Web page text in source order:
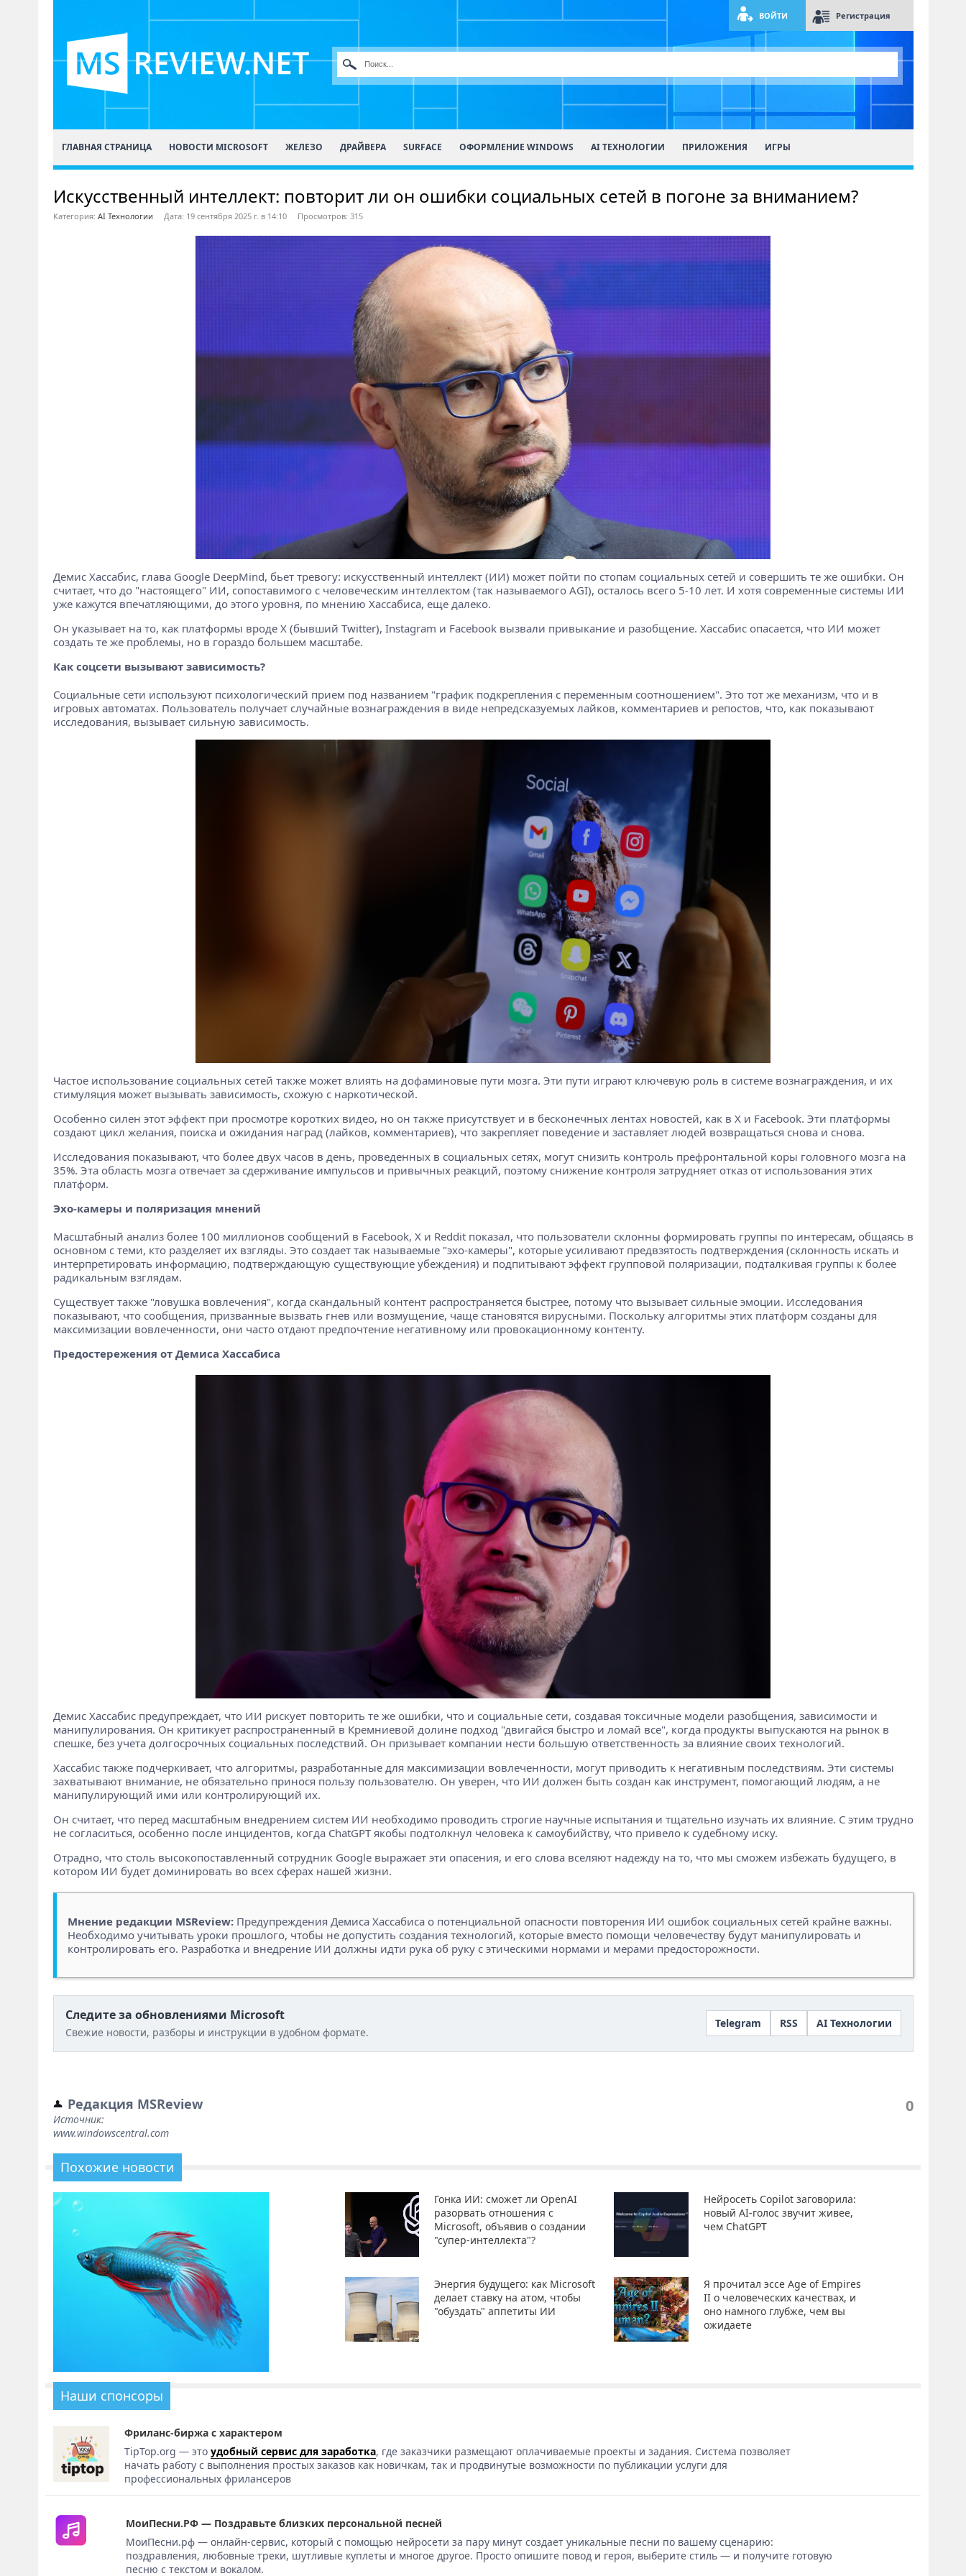
ВОЙТИ Регистрация
ГЛАВНАЯ СТРАНИЦА НОВОСТИ MICROSOFT ЖЕЛЕЗО ДРАЙВЕРА SURFACE ОФОРМЛЕНИЕ WINDOWS AI ТЕХНОЛОГИИ ПРИЛОЖЕНИЯ ИГРЫ
Искусственный интеллект: повторит ли он ошибки социальных сетей в погоне за вниманием?
Категория: AI Технологии Дата: 19 сентября 2025 г. в 14:10 Просмотров: 315
Демис Хассабис, глава Google DeepMind, бьет тревогу: искусственный интеллект (ИИ) может пойти по стопам социальных сетей и совершить те же ошибки. Он
считает, что до "настоящего" ИИ, сопоставимого с человеческим интеллектом (так называемого AGI), осталось всего 5-10 лет. И хотя современные системы ИИ
уже кажутся впечатляющими, до этого уровня, по мнению Хассабиса, еще далеко.
Он указывает на то, как платформы вроде X (бывший Twitter), Instagram и Facebook вызвали привыкание и разобщение. Хассабис опасается, что ИИ может
создать те же проблемы, но в гораздо большем масштабе.
Как соцсети вызывают зависимость?
Социальные сети используют психологический прием под названием "график подкрепления с переменным соотношением". Это тот же механизм, что и в
игровых автоматах. Пользователь получает случайные вознаграждения в виде непредсказуемых лайков, комментариев и репостов, что, как показывают
исследования, вызывает сильную зависимость.
Частое использование социальных сетей также может влиять на дофаминовые пути мозга. Эти пути играют ключевую роль в системе вознаграждения, и их
стимуляция может вызывать зависимость, схожую с наркотической.
Особенно силен этот эффект при просмотре коротких видео, но он также присутствует и в бесконечных лентах новостей, как в X и Facebook. Эти платформы
создают цикл желания, поиска и ожидания наград (лайков, комментариев), что закрепляет поведение и заставляет людей возвращаться снова и снова.
Исследования показывают, что более двух часов в день, проведенных в социальных сетях, могут снизить контроль префронтальной коры головного мозга на
35%. Эта область мозга отвечает за сдерживание импульсов и привычных реакций, поэтому снижение контроля затрудняет отказ от использования этих
платформ.
Эхо-камеры и поляризация мнений
Масштабный анализ более 100 миллионов сообщений в Facebook, X и Reddit показал, что пользователи склонны формировать группы по интересам, общаясь в
основном с теми, кто разделяет их взгляды. Это создает так называемые "эхо-камеры", которые усиливают предвзятость подтверждения (склонность искать и
интерпретировать информацию, подтверждающую существующие убеждения) и подпитывают эффект групповой поляризации, подталкивая группы к более
радикальным взглядам.
Существует также "ловушка вовлечения", когда скандальный контент распространяется быстрее, потому что вызывает сильные эмоции. Исследования
показывают, что сообщения, призванные вызвать гнев или возмущение, чаще становятся вирусными. Поскольку алгоритмы этих платформ созданы для
максимизации вовлеченности, они часто отдают предпочтение негативному или провокационному контенту.
Предостережения от Демиса Хассабиса
Демис Хассабис предупреждает, что ИИ рискует повторить те же ошибки, что и социальные сети, создавая токсичные модели разобщения, зависимости и
манипулирования. Он критикует распространенный в Кремниевой долине подход "двигайся быстро и ломай все", когда продукты выпускаются на рынок в
спешке, без учета долгосрочных социальных последствий. Он призывает компании нести большую ответственность за влияние своих технологий.
Хассабис также подчеркивает, что алгоритмы, разработанные для максимизации вовлеченности, могут приводить к негативным последствиям. Эти системы
захватывают внимание, не обязательно принося пользу пользователю. Он уверен, что ИИ должен быть создан как инструмент, помогающий людям, а не
манипулирующий ими или контролирующий их.
Он считает, что перед масштабным внедрением систем ИИ необходимо проводить строгие научные испытания и тщательно изучать их влияние. С этим трудно
не согласиться, особенно после инцидентов, когда ChatGPT якобы подтолкнул человека к самоубийству, что привело к судебному иску.
Отрадно, что столь высокопоставленный сотрудник Google выражает эти опасения, и его слова вселяют надежду на то, что мы сможем избежать будущего, в
котором ИИ будет доминировать во всех сферах нашей жизни.
Мнение редакции MSReview:Предупреждения Демиса Хассабиса о потенциальной опасности повторения ИИ ошибок социальных сетей крайне важны.
Необходимо учитывать уроки прошлого, чтобы не допустить создания технологий, которые вместо помощи человечеству будут манипулировать и
контролировать его. Разработка и внедрение ИИ должны идти рука об руку с этическими нормами и мерами предосторожности.
Следите за обновлениями Microsoft
Свежие новости, разборы и инструкции в удобном формате.
Telegram RSS AI Технологии
Редакция MSReview
Источник:
www.windowscentral.com
0
Похожие новости
Гонка ИИ: сможет ли OpenAI
разорвать отношения с
Microsoft, объявив о создании
"супер-интеллекта"?
Нейросеть Copilot заговорила:
новый AI-голос звучит живее,
чем ChatGPT
Энергия будущего: как Microsoft
делает ставку на атом, чтобы
"обуздать" аппетиты ИИ
Я прочитал эссе Age of Empires
II о человеческих качествах, и
оно намного глубже, чем вы
ожидаете
Наши спонсоры
Фриланс-биржа с характером
TipTop.org — этоудобный сервис для заработка, где заказчики размещают оплачиваемые проекты и задания. Система позволяет
начать работу с выполнения простых заказов как новичкам, так и продвинутые возможности по публикации услуги для
профессиональных фрилансеров
МоиПесни.РФ — Поздравьте близких персональной песней
МоиПесни.рф — онлайн-сервис, который с помощью нейросети за пару минут создает уникальные песни по вашему сценарию:
поздравления, любовные треки, шутливые куплеты и многое другое. Просто опишите повод и героя, выберите стиль — и получите готовую
песню с текстом и вокалом.